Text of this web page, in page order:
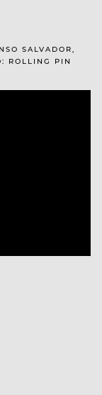
SALVADOR,
ROLLING PIN